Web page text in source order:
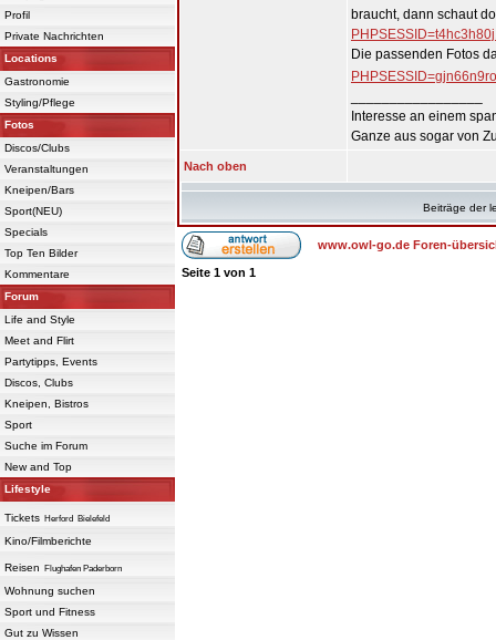
Profil
Private Nachrichten
Locations
Gastronomie
Styling/Pflege
Fotos
Discos/Clubs
Veranstaltungen
Kneipen/Bars
Sport(NEU)
Specials
Top Ten Bilder
Kommentare
Forum
Life and Style
Meet and Flirt
Partytipps, Events
Discos, Clubs
Kneipen, Bistros
Sport
Suche im Forum
New and Top
Lifestyle
Tickets Herford Bielefeld
Kino/Filmberichte
Reisen Flughafen Paderborn
Wohnung suchen
Sport und Fitness
Gut zu Wissen
braucht, dann schaut
Die passenden Fotos
Interesse an einem
Ganze aus sogar von
Nach oben
Beiträge der
www.owl-go.de Foren-
Seite 1 von 1